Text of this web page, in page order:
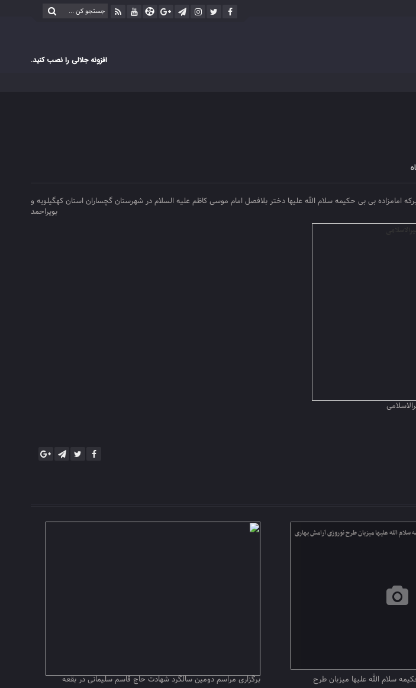
افزونه جلالی را نصب کنید.
امامزاده بی بی حکیمه سلام الله علیها دختر بلافصل امام موسی کاظم علیه السلام در شهرستان گچساران استان کهگیلویه و
بویراحمد
سلام الله علیها میزبان طرح
برگزاری مراسم دومین سالگرد شهادت حاج قاسم سلیمانی در بقعه